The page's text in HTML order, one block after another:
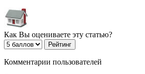
Как Вы оцениваете эту статью?
Комментарии пользователей